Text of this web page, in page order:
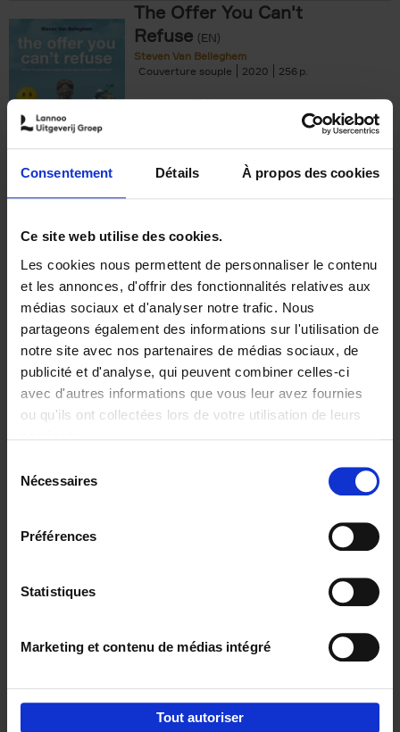
Consentement Détails À propos des cookies
Ce site web utilise des cookies.
Les cookies nous permettent de personnaliser le contenu
et les annonces, d'offrir des fonctionnalités relatives aux
médias sociaux et d'analyser notre trafic. Nous
partageons également des informations sur l'utilisation de
notre site avec nos partenaires de médias sociaux, de
publicité et d'analyse, qui peuvent combiner celles-ci
avec d'autres informations que vous leur avez fournies
ou qu'ils ont collectées lors de votre utilisation de leurs
Nécessaires
Préférences
Statistiques
Marketing et contenu de médias intégré
Tout autoriser
The Offer You Can't
Refuse (EN)
Steven Van Belleghem
Couverture souple
2020 256
€37,50
Building Bonds = Building
Business
Jochen Roef Jozefien De Feyter
Carolien Boom
Couverture souple
2025 200
€29,99
Digital marketing like a PRO -
completely revised edition (EN)